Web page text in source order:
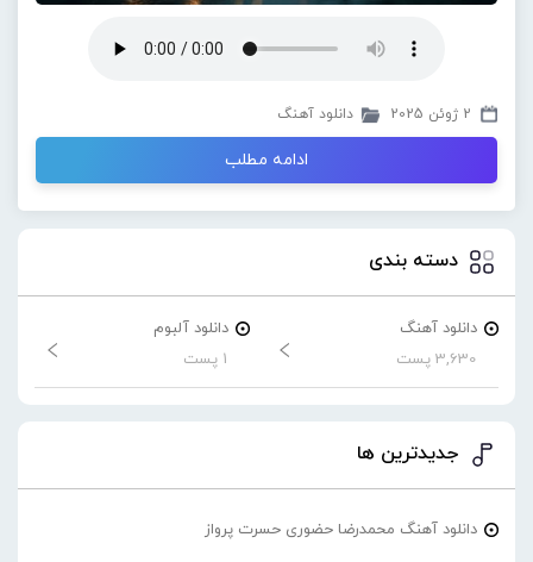
2 ژوئن 2025 دانلود آهنگ
ادامه مطلب
دسته بندی
دانلود آهنگ
3,630 پست
دانلود آلبوم
1 پست
جدیدترین ها
دانلود آهنگ محمدرضا حضورى حسرت پرواز